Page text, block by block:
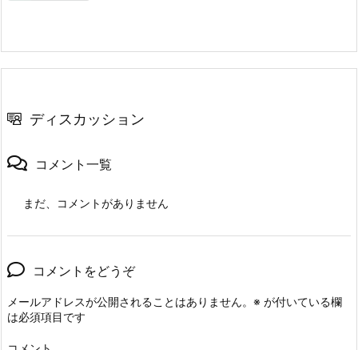
ディスカッション
コメント一覧
まだ、コメントがありません
コメントをどうぞ
メールアドレスが公開されることはありません。 ※ が付いている欄
は必須項目です